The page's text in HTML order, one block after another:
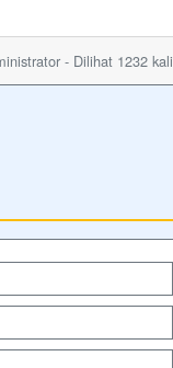
- Dilihat 1232 kali